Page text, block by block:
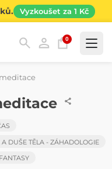
Vyzkoušet za 1 Kč
0
DUŠE TĚLA - ZÁHADOLOGIE